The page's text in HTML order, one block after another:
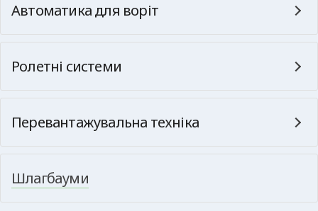
Автоматика для воріт
Ролетні системи
Перевантажувальна техніка
Шлагбауми